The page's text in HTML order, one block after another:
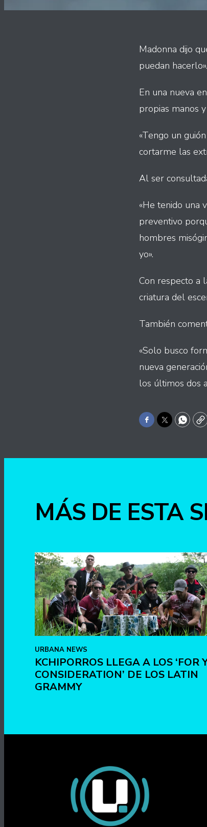
Madonna dijo
puedan hacerlo».
En una nueva
propias manos
«Tengo un
cortarme las
Al ser
«He tenido una
preventivo
hombres
yo».
Con respecto a
criatura del
También
«Solo busco
nueva
los últimos dos
Facebook
Twitter
MÁS DE ESTA
URBANA NEWS
KCHIPORROS LLEGA A LOS ‘FOR
CONSIDERATION’ DE LOS LATIN
GRAMMY